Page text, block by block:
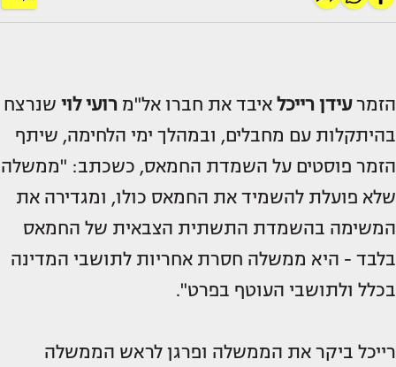
הזמרעידן רייכל איבד את חברו אל"מ רועי לוי שנרצח
בהיתקלות עם מחבלים, ובמהלך ימי הלחימה, שיתף
הזמר פוסטים על השמדת החמאס, כשכתב: "ממשלה
שלא פועלת להשמיד את החמאס כולו, ומגדירה את
המשימה בהשמדת התשתית הצבאית של החמאס
בלבד - היא ממשלה חסרת אחריות לתושבי המדינה
בכלל ולתושבי העוטף בפרט".
רייכל ביקר את הממשלה ופרגן לראש הממשלה